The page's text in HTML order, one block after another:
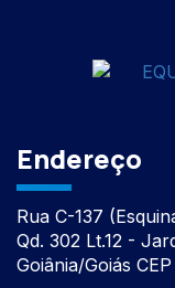
Endereço
Rua C-137
Qd. 302 Lt.12 -
Goiânia/Goiás